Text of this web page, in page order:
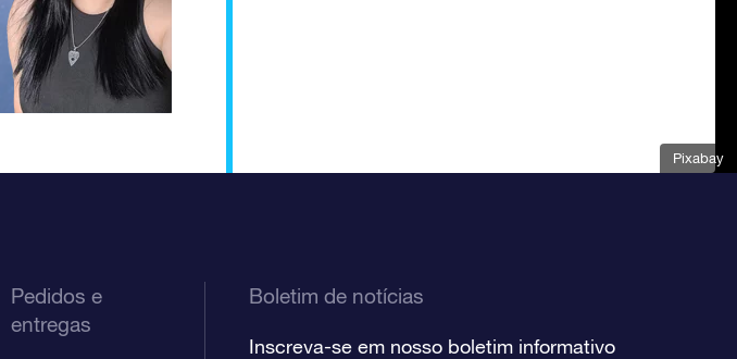
Pixabay
Pedidos e
entregas
Boletim de notícias
Inscreva-se em nosso boletim informativo